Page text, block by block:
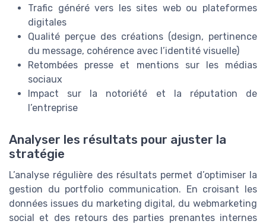
Trafic généré vers les sites web ou plateformes
digitales
Qualité perçue des créations (design, pertinence
du message, cohérence avec l’identité visuelle)
Retombées presse et mentions sur les médias
sociaux
Impact sur la notoriété et la réputation de
l’entreprise
Analyser les résultats pour ajuster la
stratégie
L’analyse régulière des résultats permet d’optimiser la
gestion du portfolio communication. En croisant les
données issues du marketing digital, du webmarketing
social et des retours des parties prenantes internes